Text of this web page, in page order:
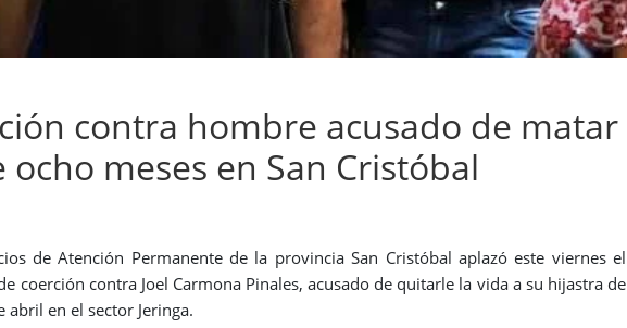
contra hombre acusado de matar
meses en San Cristóbal
de Atención Permanente de la provincia San Cristóbal aplazó este viernes el
coerción contra Joel Carmona Pinales, acusado de quitarle la vida a su hijastra de
abril en el sector Jeringa.